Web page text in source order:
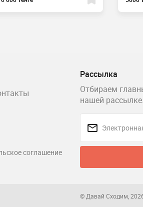
Рассылка
Отбираем
нашей рассылке.
соглашение
© Давай Сходим,